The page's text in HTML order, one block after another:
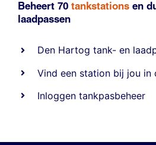
Beheert 70 tankstations en
laadpassen
Den Hartog tank- en
Vind een station bij jou in
Inloggen tankpasbeheer